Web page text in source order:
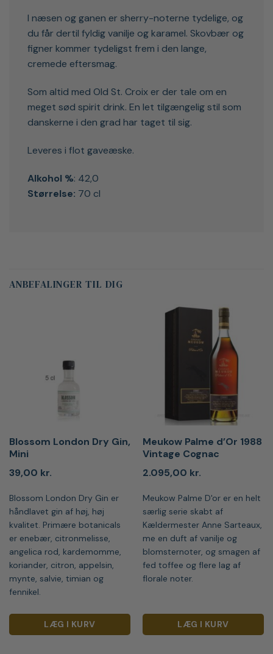
I næsen og ganen er sherry-noterne tydelige, og
du får dertil fyldig vanilje og karamel. Skovbær og
figner kommer tydeligst frem i den lange,
cremede eftersmag.
Som altid med Old St. Croix er der tale om en
meget sød spirit drink. En let tilgængelig stil som
danskerne i den grad har taget til sig.
Leveres i flot gaveæske.
Alkohol %: 42,0
Størrelse: 70 cl
ANBEFALINGER TIL DIG
Blossom London Dry Gin,
Mini
39,00 kr.
Blossom London Dry Gin er
håndlavet gin af høj, høj
kvalitet. Primære botanicals
er enebær, citronmelisse,
angelica rod, kardemomme,
koriander, citron, appelsin,
mynte, salvie, timian og
fennikel.
LÆG I KURV
Meukow Palme d’Or 1988
Vintage Cognac
2.095,00 kr.
Meukow Palme D'or er en helt
særlig serie skabt af
Kældermester Anne Sarteaux,
me en duft af vanilje og
blomsternoter, og smagen af
fed toffee og flere lag af
florale noter.
LÆG I KURV